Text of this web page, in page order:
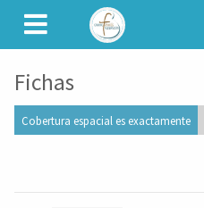
CAMINET
Fichas
Cobertura espacial es exactamente